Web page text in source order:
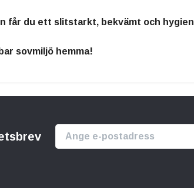
får du ett slitstarkt, bekvämt och
sovmiljö hemma!